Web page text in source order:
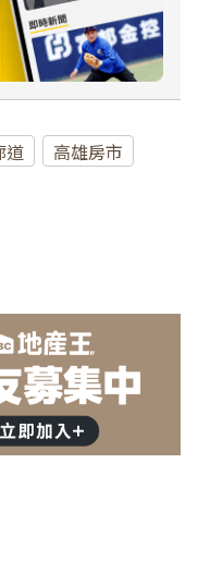
道
高雄房市